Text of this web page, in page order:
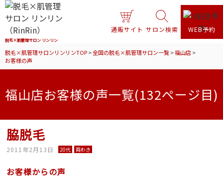
脱毛×肌管理サロン リンリン
通販サイト サロン検索 WEB予約
脱毛×肌管理サロンリンリンTOP>全国の脱毛×肌管理サロン一覧>福山店>
お客様の声
福山店お客様の声一覧(132ページ目)
脇脱毛
2011年2月13日 20代 両わき
お客様からの声